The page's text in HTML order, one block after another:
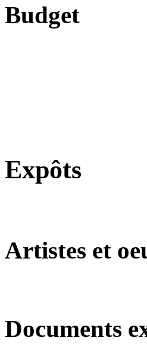
Budget
Expôts
Artistes et
Documents